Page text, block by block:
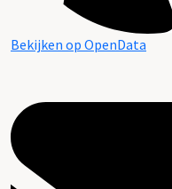
Bekijken op OpenData